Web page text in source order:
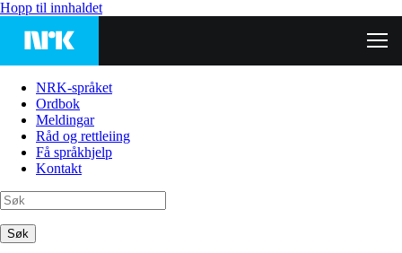
Hopp til innhaldet
NRK-språket
Ordbok
Meldingar
Råd og rettleiing
Få språkhjelp
Kontakt
Søk